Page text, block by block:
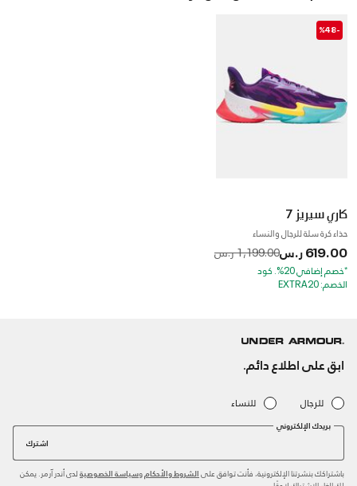
-%48
كاري سيريز 7
حذاء كرة سلة للرجال والنساء
619.00 ر.س Price reduced from
1,199.00 ر.س to
*خصم إضافي 20%. كود
الخصم: EXTRA20
ابق على اطلاع دائم.
للرجال للنساء
بريدك الإلكتروني
اشترك
باشتراكك بنشرتنا الإلكترونية، فأنت توافق على الشروط والأحكام وسياسة الخصوصية لدى أندر آرمر. يمكن